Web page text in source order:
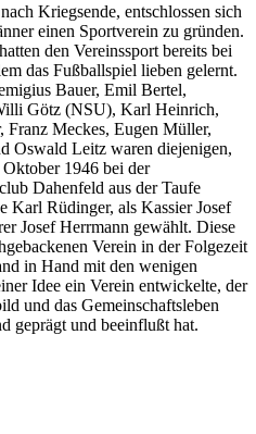
Kriegsende, entschlossen sich
einen Sportverein zu gründen.
den Vereinssport bereits bei
das Fußballspiel lieben gelernt.
Bauer, Emil Bertel,
Götz (NSU), Karl Heinrich,
Franz Meckes, Eugen Müller,
Oswald Leitz waren diejenigen,
1946 bei der
Dahenfeld aus der Taufe
Karl Rüdinger, als Kassier Josef
Josef Herrmann gewählt. Diese
Verein in der Folgezeit
in Hand mit den wenigen
Idee ein Verein entwickelte, der
und das Gemeinschaftsleben
geprägt und beeinflußt hat.